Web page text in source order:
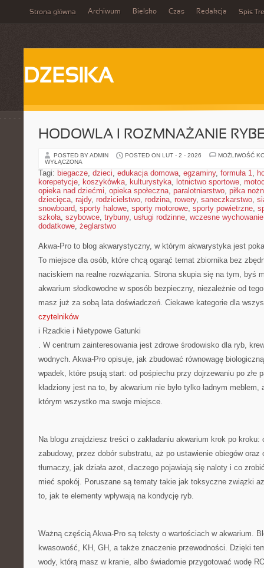
Strona główna Archiwum Bielsko Czas Redakcja Spis
DZESIKA
HODOWLA I ROZMNAŻANIE
POSTED BY ADMIN POSTED ON LUT - 2 - 2026
MOŻLIWOŚĆ
WYŁĄCZONA
Tagi: biegacze, dzieci, edukacja domowa, egzaminy, formuła 1,
korepetycje, koszykówka, kulturystyka, lotnictwo sportowe,
opieka nad dziećmi, opieka społeczna, paralotniarstwo, piłka
dziecięca, rajdy, rodzicielstwo, rodzina, rowery, saneczkarstwo,
snowboard, sporty halowe, sporty motorowe, sporty powietrzne,
szkoła, szybowce, trybuny, usługi rodzinne, wczesne wychowanie
dodatkowe, żeglarstwo
Akwa-Pro to blog akwarystyczny, w którym akwarystyka jest
To miejsce dla osób, które chcą ogarąć temat zbiornika bez
naciskiem na realne rozwiązania. Strona skupia się na tym, byś
akwarium słodkowodne w sposób bezpieczny, niezależnie od
masz już za sobą lata doświadczeń. Ciekawe kategorie dla
czytelników
i Rzadkie i Nietypowe Gatunki
. W centrum zainteresowania jest zdrowe środowisko dla ryb,
wodnych. Akwa-Pro opisuje, jak zbudować równowagę
wpadek, które psują start: od pośpiechu przy dojrzewaniu po złe
kładziony jest na to, by akwarium nie było tylko ładnym meblem,
którym wszystko ma swoje miejsce.
Na blogu znajdziesz treści o zakładaniu akwarium krok po kroku:
zabudowy, przez dobór substratu, aż po ustawienie obiegów oraz
tłumaczy, jak działa azot, dlaczego pojawiają się naloty i co
mieć spokój. Poruszane są tematy takie jak toksyczne związki
to, jak te elementy wpływają na kondycję ryb.
Ważną częścią Akwa-Pro są teksty o wartościach w akwarium.
kwasowość, KH, GH, a także znaczenie przewodności. Dzięki
wody, którą masz w kranie, albo świadomie przygotować wodę